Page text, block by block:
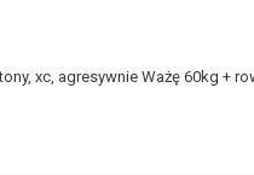
xc, agresywnie Ważę 60kg +